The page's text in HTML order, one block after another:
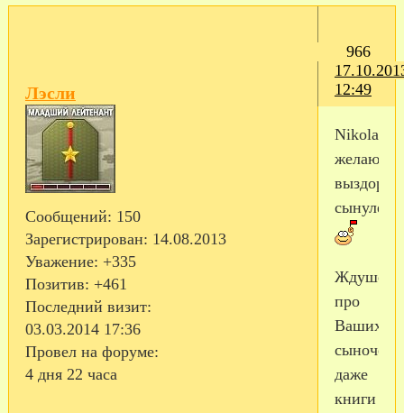
966
12:49
Лэсли
Сообщений: 150
Зарегистрирован: 14.08.2013
Уважение: +335
Позитив: +461
Последний визит:
03.03.2014 17:36
Провел на форуме:
4 дня 22 часа
желаю
сынуле!
про
Ваших
сыночек
даже
книги